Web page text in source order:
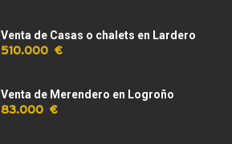
Venta de Casas o chalets en Lardero
510.000 €
Venta de Merendero en Logroño
83.000 €